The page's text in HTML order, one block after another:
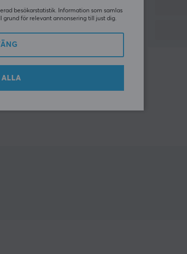
besökarstatistik. Information som samlas
grund för relevant annonsering till just dig.
ALLA